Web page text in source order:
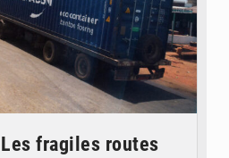
fragiles routes